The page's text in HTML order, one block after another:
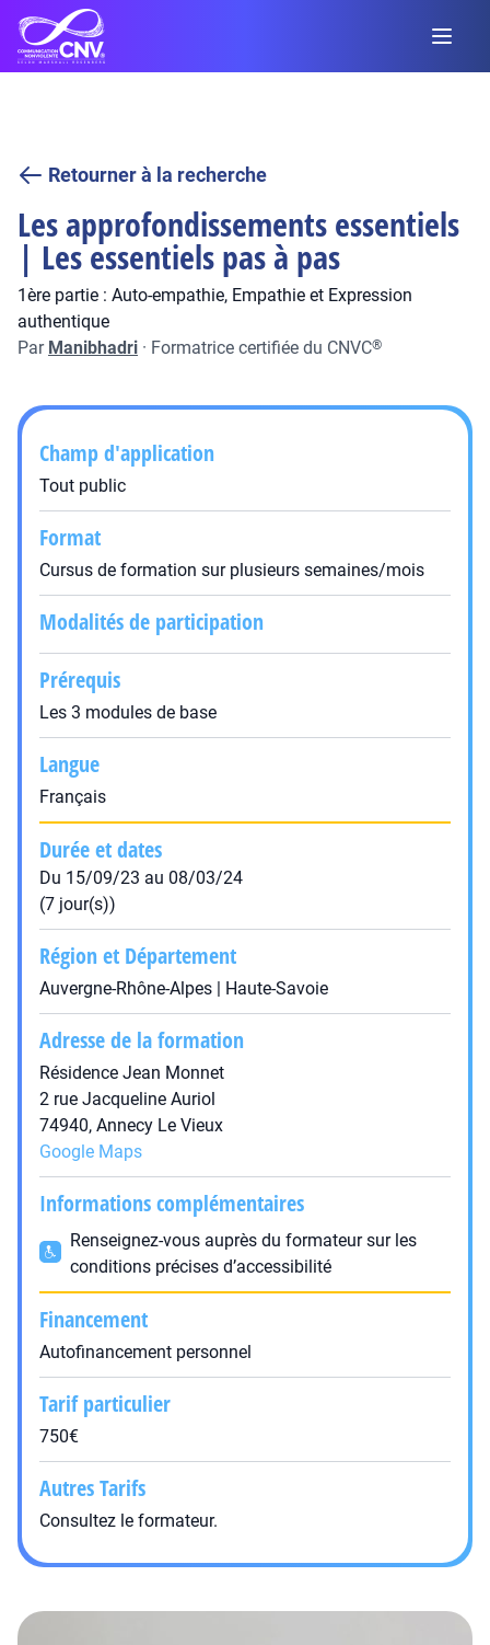
Retourner à la recherche
Les approfondissements essentiels
| Les essentiels pas à pas
1ère partie : Auto-empathie, Empathie et Expression
authentique
Par Manibhadri · Formatrice certifiée du CNVC®
Champ d'application
Tout public
Format
Cursus de formation sur plusieurs semaines/mois
Modalités de participation
Prérequis
Les 3 modules de base
Langue
Français
Durée et dates
Du 15/09/23 au 08/03/24
(7 jour(s))
Région et Département
Auvergne-Rhône-Alpes | Haute-Savoie
Adresse de la formation
Résidence Jean Monnet
2 rue Jacqueline Auriol
74940, Annecy Le Vieux
Google Maps
Informations complémentaires
Renseignez-vous auprès du formateur sur les
conditions précises d’accessibilité
Financement
Autofinancement personnel
Tarif particulier
750€
Autres Tarifs
Consultez le formateur.